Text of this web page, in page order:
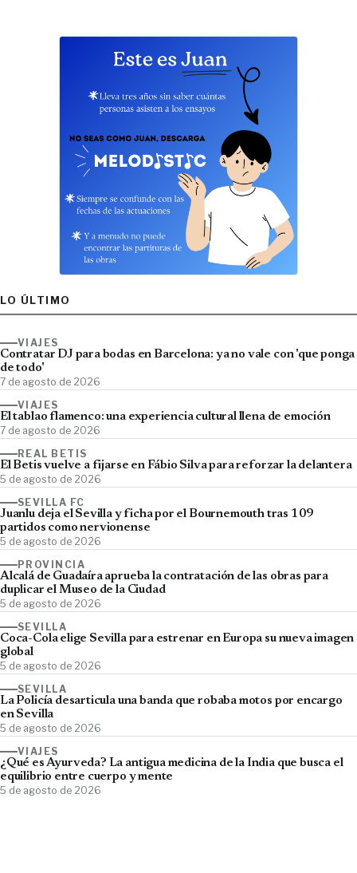
LO ÚLTIMO
VIAJES
Contratar DJ para bodas en Barcelona: ya no vale con 'que ponga
de todo'
7 de agosto de 2026
VIAJES
El tablao flamenco: una experiencia cultural llena de emoción
7 de agosto de 2026
REAL BETIS
El Betis vuelve a fijarse en Fábio Silva para reforzar la delantera
5 de agosto de 2026
SEVILLA FC
Juanlu deja el Sevilla y ficha por el Bournemouth tras 109
partidos como nervionense
5 de agosto de 2026
PROVINCIA
Alcalá de Guadaíra aprueba la contratación de las obras para
duplicar el Museo de la Ciudad
5 de agosto de 2026
SEVILLA
Coca-Cola elige Sevilla para estrenar en Europa su nueva imagen
global
5 de agosto de 2026
SEVILLA
La Policía desarticula una banda que robaba motos por encargo
en Sevilla
5 de agosto de 2026
VIAJES
¿Qué es Ayurveda? La antigua medicina de la India que busca el
equilibrio entre cuerpo y mente
5 de agosto de 2026